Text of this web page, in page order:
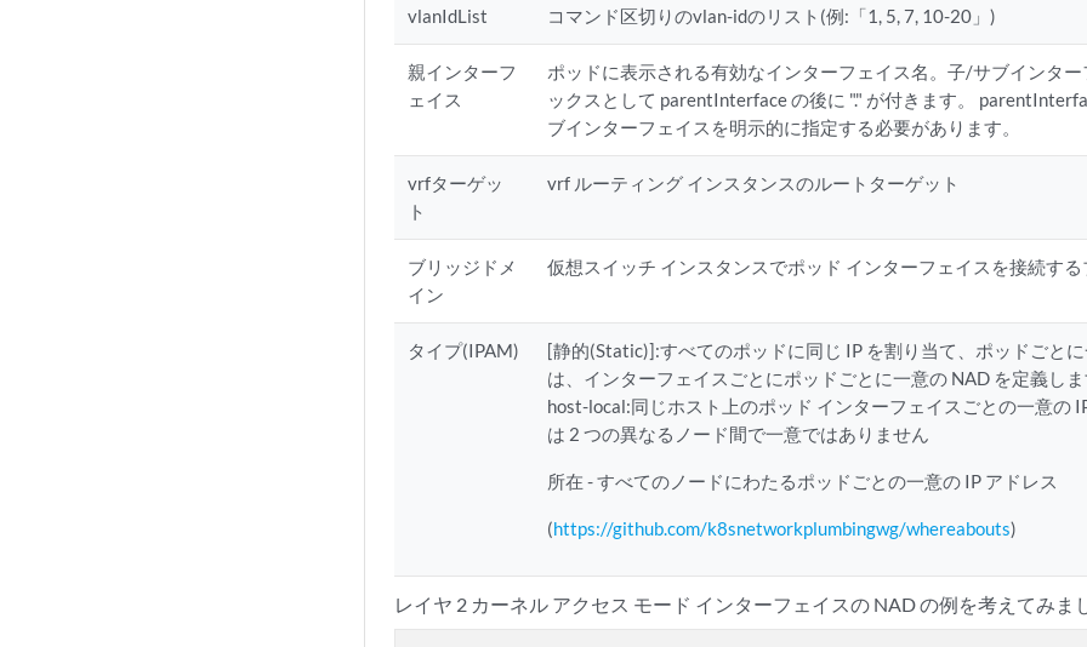
vlanIdList コマンド区切りのvlan-idのリスト(例:「1, 5, 7, 10-20」)
親インターフ
ェイス
ポッドに表示される有効なインターフェイス名。子/サブインタ
ックスとして parentInterface の後に "." が付きます。
ブインターフェイスを明示的に指定する必要があります。
vrfターゲッ
ト
vrf ルーティング インスタンスのルートターゲット
ブリッジドメ
イン
仮想スイッチ インスタンスでポッド インターフェイスを接続する
タイプ(IPAM)
[静的(Static)]:すべてのポッドに同じ IP を割り当て、ポッドごと
は、インターフェイスごとにポッドごとに一意の NAD を定義し
host-local:同じホスト上のポッド インターフェイスごとの一意の
は 2 つの異なるノード間で一意ではありません
所在 - すべてのノードにわたるポッドごとの一意の IP アドレス
(https://github.com/k8snetworkplumbingwg/whereabouts)
レイヤ 2 カーネル アクセス モード インターフェイスの NAD の例を考えてみま